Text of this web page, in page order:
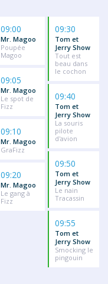
09:00
Mr. Magoo
Poupée
Magoo
09:05
Mr. Magoo
Le spot de
Fizz
09:10
Mr. Magoo
GraFizz
09:20
Mr. Magoo
Le gang à
Fizz
09:30
Tom et
Jerry Show
Tout est
beau dans
le cochon
09:40
Tom et
Jerry Show
La souris
pilote
d'avion
09:50
Tom et
Jerry Show
Le nain
Tracassin
09:55
Tom et
Jerry Show
Smocking le
pingouin